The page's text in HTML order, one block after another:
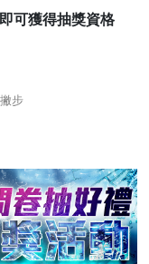
可獲得抽獎資格
步